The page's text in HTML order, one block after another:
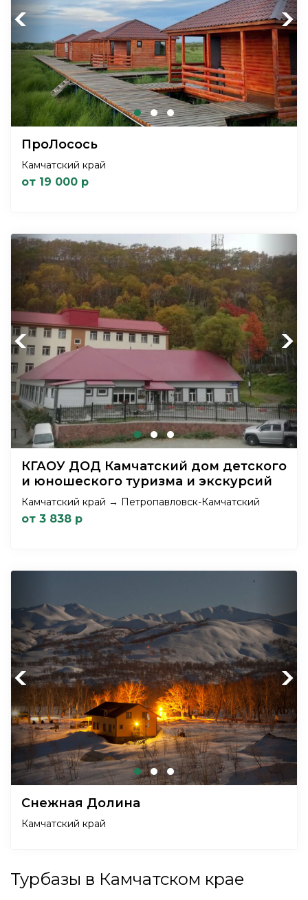
Previous Next
ПроЛосось
Камчатский край
от 19 000 р
Previous Next
КГАОУ ДОД Камчатский дом детского
и юношеского туризма и экскурсий
Камчатский край → Петропавловск-Камчатский
от 3 838 р
Previous Next
Снежная Долина
Камчатский край
Турбазы в Камчатском крае